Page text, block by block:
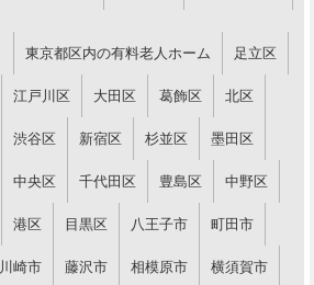
東京都区内の有料老人ホーム 足立区
江戸川区 大田区 葛飾区 北区
渋谷区 新宿区 杉並区 墨田区
中央区 千代田区 豊島区 中野区
港区 目黒区 八王子市 町田市
川崎市 藤沢市 相模原市 横須賀市